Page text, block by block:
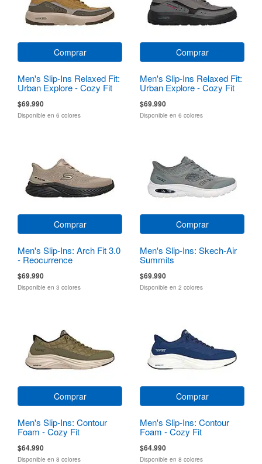
Comprar
Men's Slip-Ins Relaxed Fit:
Urban Explore - Cozy Fit
$69.990
Disponible en 6 colores
Comprar
Men's Slip-Ins Relaxed Fit:
Urban Explore - Cozy Fit
$69.990
Disponible en 6 colores
Comprar
Men's Slip-Ins: Arch Fit 3.0
- Reocurrence
$69.990
Disponible en 3 colores
Comprar
Men's Slip-Ins: Skech-Air
Summits
$69.990
Disponible en 2 colores
Comprar
Men's Slip-Ins: Contour
Foam - Cozy Fit
$64.990
Disponible en 8 colores
Comprar
Men's Slip-Ins: Contour
Foam - Cozy Fit
$64.990
Disponible en 8 colores